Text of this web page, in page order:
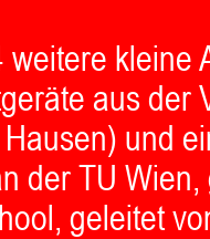
aus
und
der TU
geleitet